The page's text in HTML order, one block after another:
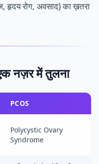
हृदय रोग, अवसाद) का ख़तरा
नज़र में तुलना
PCOS
Polycystic Ovary
Syndrome